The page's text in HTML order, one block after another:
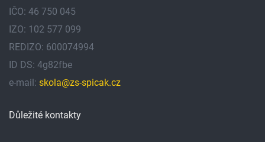
IČO: 46 750 045
IZO: 102 577 099
REDIZO: 600074994
ID DS: 4g82fbe
e-mail: skola@zs-spicak.cz
Důležité kontakty